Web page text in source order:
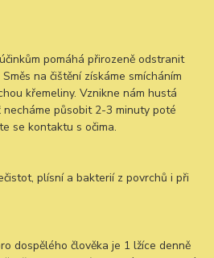
pomáhá přirozeně odstranit
na čištění získáme smícháním
křemeliny. Vznikne nám hustá
působit 2-3 minuty poté
se kontaktu s očima.
plísní a bakterií z povrchů i při
dospělého člověka je 1 lžíce denně